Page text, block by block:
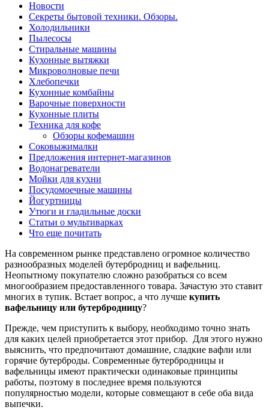
Новости
Секреты бытовой техники. Обзоры.
Холодильники
Пылесосы
Стиральные машины
Кухонные вытяжки
Микроволновые печи
Хлебопечки
Кухонные комбайны
Варочные поверхности
Кухонные плиты
Техника для кофе
Обзоры кофемашин
Соковыжималки
Предложения интернет-магазинов
Водонагреватели
Мойки для кухни
Посудомоечные машины
Йогуртницы
Утюги и гладильные доски
Статьи о мультиварках
Что еще почитать
На современном рынке представлено огромное количество
разнообразных моделей бутербродниц и вафельниц.
Неопытному покупателю сложно разобраться со всем
многообразием предоставленного товара. Зачастую это ставит
многих в тупик. Встает вопрос, а что лучше купить
вафельницу или бутербродницу?
Прежде, чем приступить к выбору, необходимо точно знать
для каких целей приобретается этот прибор. Для этого нужно
выяснить, что предпочитают домашние, сладкие вафли или
горячие бутерброды. Современные бутербродницы и
вафельницы имеют практически одинаковые принципы
работы, поэтому в последнее время пользуются
популярностью модели, которые совмещают в себе оба вида
выпечки.